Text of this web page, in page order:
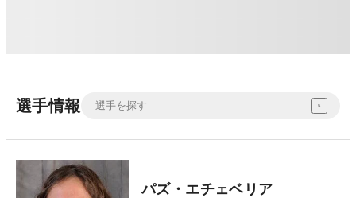
選手情報
パズ・エチェベリア